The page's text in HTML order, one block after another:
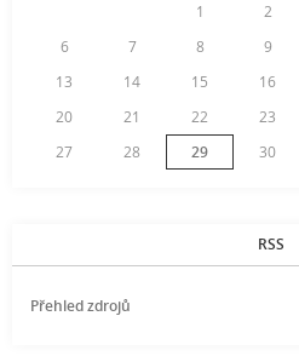
1
2
6
7 8 9
13
14 15 16
20
21 22 23
27
28 29 30
RSS
Přehled zdrojů